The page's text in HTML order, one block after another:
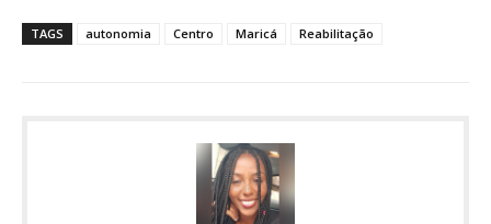
TAGS autonomia Centro Maricá Reabilitação